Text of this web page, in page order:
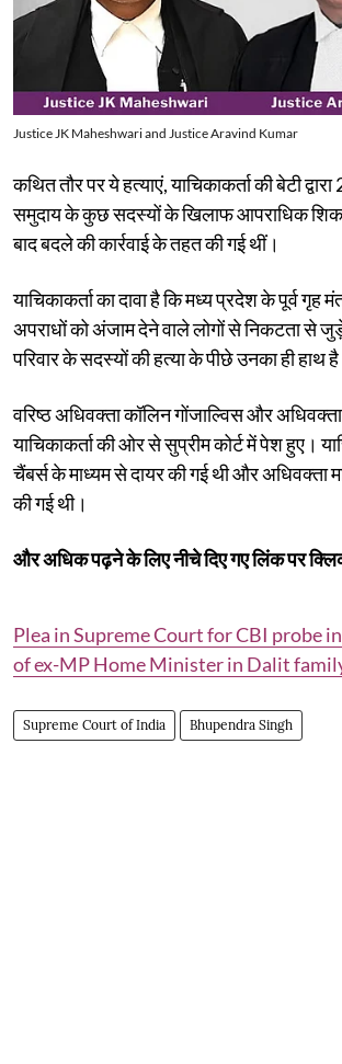
Justice JK Maheshwari and Justice Aravind Kumar
कथित तौर पर ये हत्याएं, याचिकाकर्ता की बेटी
समुदाय के कुछ सदस्यों के खिलाफ आपराधिक
बाद बदले की कार्रवाई के तहत की गई थीं।
याचिकाकर्ता का दावा है कि मध्य प्रदेश के पूर्व गृह
अपराधों को अंजाम देने वाले लोगों से निकटता से
परिवार के सदस्यों की हत्या के पीछे उनका ही हाथ
वरिष्ठ अधिवक्ता कॉलिन गोंजाल्विस और
याचिकाकर्ता की ओर से सुप्रीम कोर्ट में पेश हुए।
चैंबर्स के माध्यम से दायर की गई थी और अधिवक्ता
की गई थी।
और अधिक पढ़ने के लिए नीचे दिए गए लिंक पर
Plea in Supreme Court for CBI probe
of ex-MP Home Minister in Dalit
Supreme Court of India Bhupendra Singh